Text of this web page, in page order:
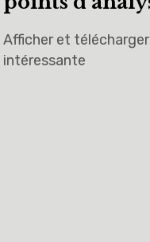
Afficher et
intéressante